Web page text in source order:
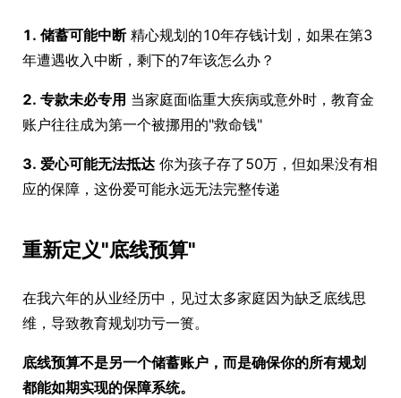
1. 储蓄可能中断精心规划的10年存钱计划，如果在第3
年遭遇收入中断，剩下的7年该怎么办？
2. 专款未必专用 当家庭面临重大疾病或意外时，教育金
账户往往成为第一个被挪用的"救命钱"
3. 爱心可能无法抵达 你为孩子存了50万，但如果没有相
应的保障，这份爱可能永远无法完整传递
重新定义"底线预算"
在我六年的从业经历中，见过太多家庭因为缺乏底线思
维，导致教育规划功亏一篑。
底线预算不是另一个储蓄账户，而是确保你的所有规划
都能如期实现的保障系统。